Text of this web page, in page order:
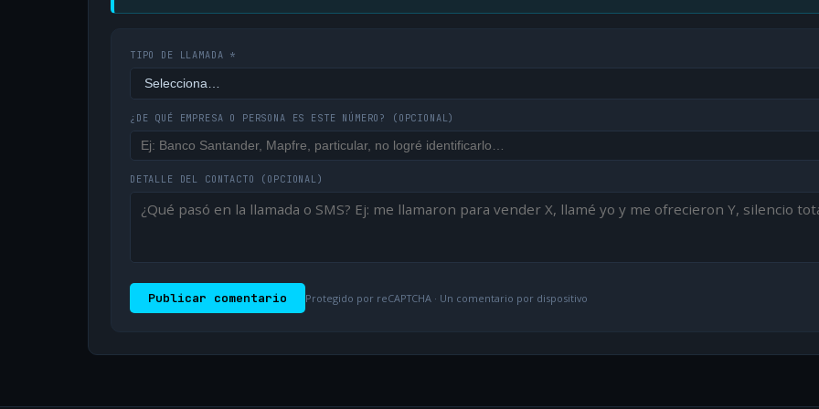
TIPO DE LLAMADA *
¿DE QUÉ EMPRESA O PERSONA ES ESTE NÚMERO? (OPCIONAL)
DETALLE DEL CONTACTO (OPCIONAL)
Publicar comentario Protegido por reCAPTCHA · Un comentario por dispositivo